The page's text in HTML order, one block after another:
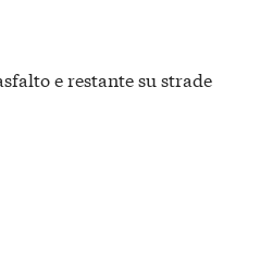
e restante su strade